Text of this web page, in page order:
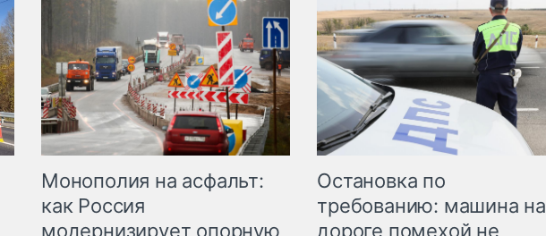
Монополия на асфальт:
как Россия
модернизирует опорную
Остановка по
требованию: машина на
дороге помехой не